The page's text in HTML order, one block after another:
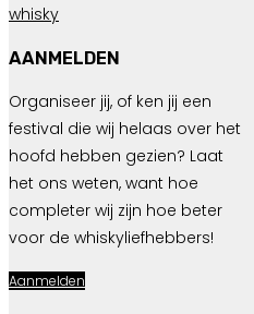
whisky
AANMELDEN
Organiseer jij, of ken jij een
festival die wij helaas over het
hoofd hebben gezien? Laat
het ons weten, want hoe
completer wij zijn hoe beter
voor de whiskyliefhebbers!
Aanmelden